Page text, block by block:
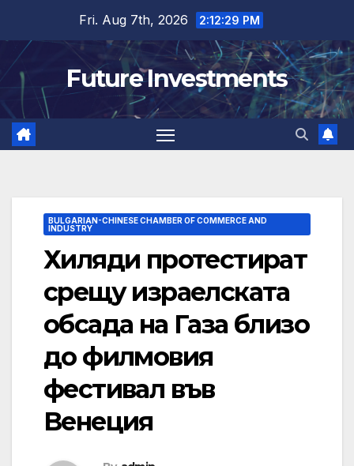
content
Fri. Aug 7th, 2026 2:12:29 PM
Future Investments
BULGARIAN-CHINESE CHAMBER OF COMMERCE AND
INDUSTRY
Хиляди протестират
срещу израелската
обсада на Газа близо
до филмовия
фестивал във
Венеция